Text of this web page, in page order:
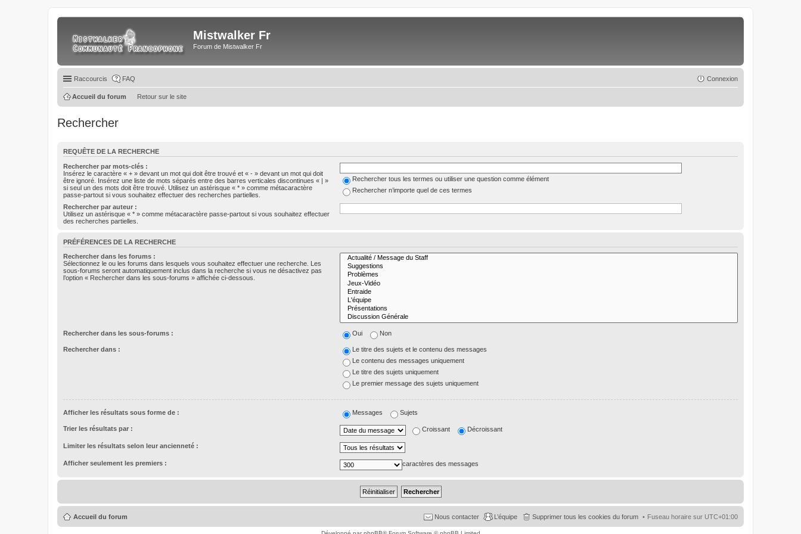
Mistwalker Fr
Forum de Mistwalker Fr
Raccourcis FAQ Connexion
Retour sur le site
Accueil du forum
Rechercher
REQUÊTE DE LA RECHERCHE
Rechercher par mots-clés :
Insérez le caractère « + » devant un mot qui doit être trouvé et « - » devant un mot qui doit
être ignoré. Insérez une liste de mots séparés entre des barres verticales discontinues « | »
si seul un des mots doit être trouvé. Utilisez un astérisque « * » comme métacaractère
passe-partout si vous souhaitez effectuer des recherches partielles.
Rechercher tous les termes ou utiliser une question comme élément
Rechercher n’importe quel de ces termes
Rechercher par auteur :
Utilisez un astérisque « * » comme métacaractère passe-partout si vous souhaitez effectuer
des recherches partielles.
PRÉFÉRENCES DE LA RECHERCHE
Rechercher dans les forums :
Sélectionnez le ou les forums dans lesquels vous souhaitez effectuer une recherche. Les
sous-forums seront automatiquement inclus dans la recherche si vous ne désactivez pas
l’option « Rechercher dans les sous-forums » affichée ci-dessous.
Rechercher dans les sous-forums : Oui Non
Rechercher dans :
Le titre des sujets et le contenu des messages
Le contenu des messages uniquement
Le titre des sujets uniquement
Le premier message des sujets uniquement
Afficher les résultats sous forme de : Messages Sujets
Trier les résultats par : Croissant Décroissant
Limiter les résultats selon leur ancienneté :
Afficher seulement les premiers : caractères des messages
Accueil du forum Fuseau horaire sur UTC+01:00
Supprimer tous les cookies du forum
L’équipe
Nous contacter